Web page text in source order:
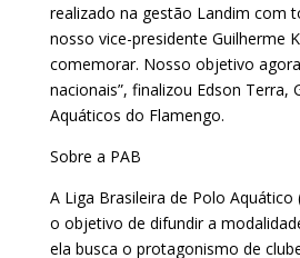
realizado na gestão Landim com
nosso vice-presidente Guilherme
comemorar. Nosso objetivo
nacionais”, finalizou Edson Terra,
Aquáticos do Flamengo.
Sobre a PAB
A Liga Brasileira de Polo
o objetivo de difundir a
ela busca o protagonismo de